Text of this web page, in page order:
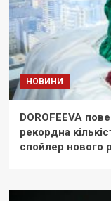
НОВИНИ
DOROFEEVA
рекордна
спойлер нового